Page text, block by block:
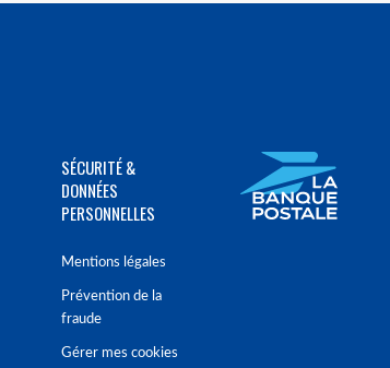
SÉCURITÉ &
DONNÉES
PERSONNELLES
Mentions légales
Prévention de la
fraude
Gérer mes cookies